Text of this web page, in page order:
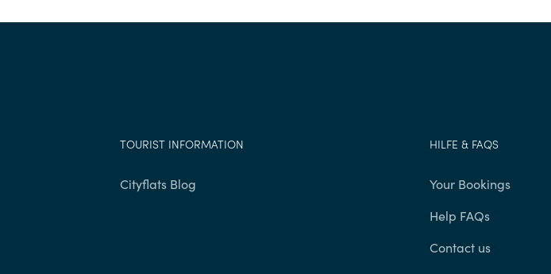
TOURIST INFORMATION
Cityflats Blog
HILFE & FAQS
Your Bookings
Help FAQs
Contact us